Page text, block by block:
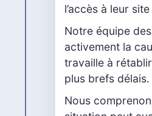
l’accès à leur
Notre équipe
activement la
travaille à
plus brefs délais.
Nous